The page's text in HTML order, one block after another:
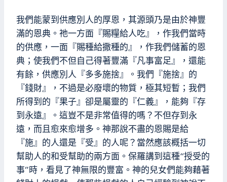
我們能蒙到供應別人的厚恩，其源頭乃是由於神豐
滿的恩典。祂一方面『賜糧給人吃』，作我們當時
的供應，一面『賜種給撒種的』，作我們儲蓄的恩
典；使我們不但自己得著豐滿『凡事富足』，還能
有餘，供應別人『多多施捨』。我們『施捨』的
『錢財』，不過是必廢壞的物質，極其短暫；我們
所得到的『果子』卻是屬靈的『仁義』，能夠『存
到永遠』。這豈不是非常值得的嗎？不但存到永
遠，而且愈來愈增多。神那說不盡的恩賜是給
『施』的人還是『受』的人呢？當然應該概括一切
幫助人的和受幫助的兩方面。保羅講到這種“授受的
事”時，看見了神無限的豐富。神的兒女們能夠藉著